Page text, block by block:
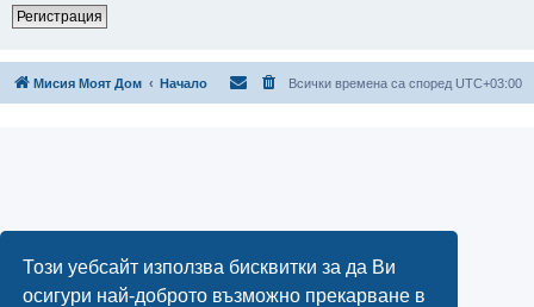
Този уебсайт използва бисквитки за да Ви
осигури най-доброто възможно прекарване в
Регистрация
Мисия Моят Дом Начало Всички времена са според UTC+03:00